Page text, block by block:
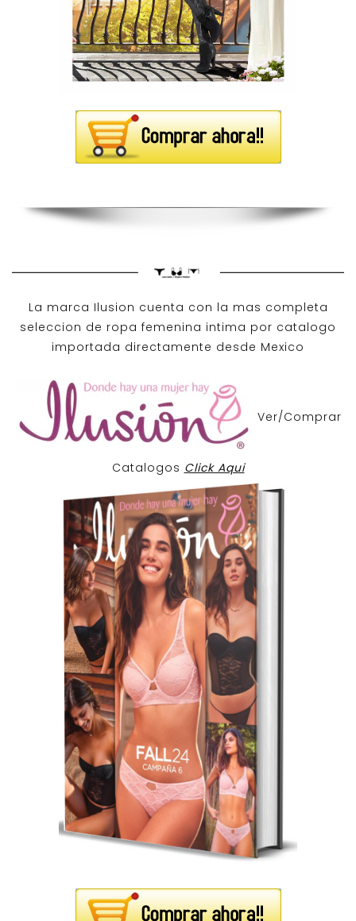
La marca Ilusion cuenta con la mas completa
seleccion de ropa femenina intima por catalogo
importada directamente desde Mexico
Ver/Comprar
Catalogos Click Aqui